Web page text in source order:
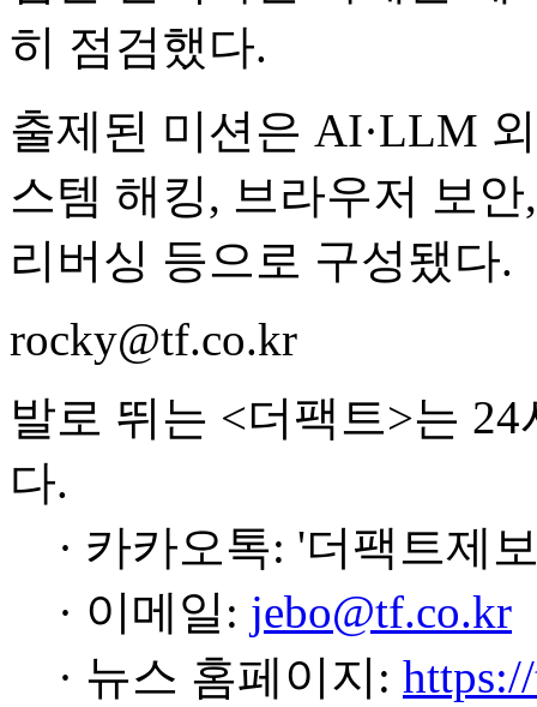
히 점검했다.
출제된 미션은 AI·LLM
스템 해킹, 브라우저 보
리버싱 등으로 구성됐다.
rocky@tf.co.kr
발로 뛰는 <더팩트>는
다.
· 카카오톡: '더팩트제
· 이메일: jebo@tf.co.kr
· 뉴스 홈페이지: